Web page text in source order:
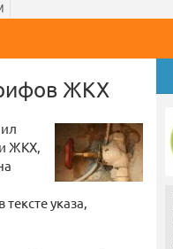
ЖКХ
ЖКХ,
указа,